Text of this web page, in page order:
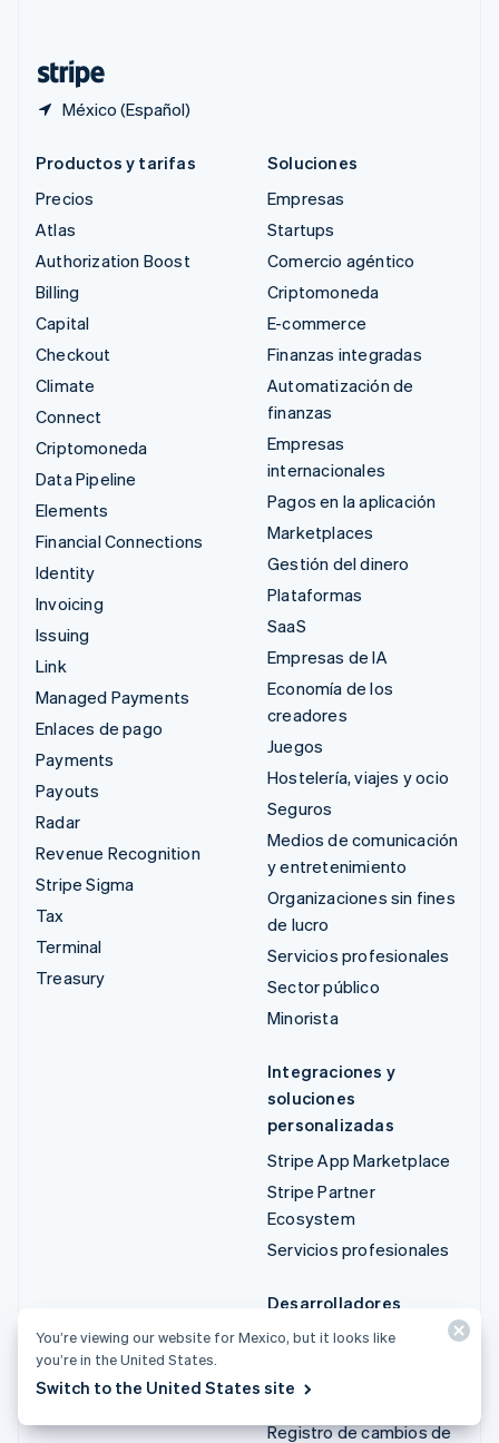
México (Español)
Productos y tarifas
Precios
Atlas
Authorization Boost
Billing
Capital
Checkout
Climate
Connect
Criptomoneda
Data Pipeline
Elements
Financial Connections
Identity
Invoicing
Issuing
Link
Managed Payments
Enlaces de pago
Payments
Payouts
Radar
Revenue Recognition
Stripe Sigma
Tax
Terminal
Treasury
Soluciones
Empresas
Startups
Comercio agéntico
Criptomoneda
E-commerce
Finanzas integradas
Automatización de
finanzas
Empresas
internacionales
Pagos en la aplicación
Marketplaces
Gestión del dinero
Plataformas
SaaS
Empresas de IA
Economía de los
creadores
Juegos
Hostelería, viajes y ocio
Seguros
Medios de comunicación
y entretenimiento
Organizaciones sin fines
de lucro
Servicios profesionales
Sector público
Minorista
Integraciones y
soluciones
personalizadas
Stripe App Marketplace
Stripe Partner
Ecosystem
Servicios profesionales
Desarrolladores
Documentación
Estado de la API
Registro de cambios de
You’re viewing our website for Mexico, but it looks like
you’re in the United States.
Switch to the United States site